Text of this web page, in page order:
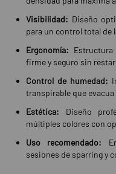
Visibilidad: Diseño
para un control total de
Ergonomía:
firme y seguro sin
Control de humedad:
transpirable que evacua
Estética: Diseño
múltiples colores con
Uso recomendado:
sesiones de sparring y